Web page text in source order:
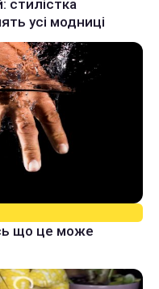
стилістка
усі модниці
що це може